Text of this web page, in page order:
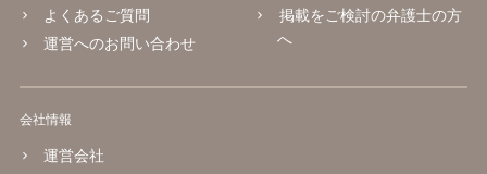
よくあるご質問
運営へのお問い合わせ
掲載をご検討の弁護士の方
へ
会社情報
運営会社